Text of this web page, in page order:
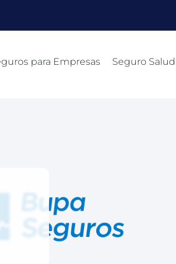
para Empresas Seguro